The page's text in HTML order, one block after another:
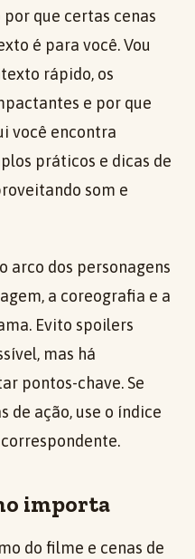
que certas cenas
é para você. Vou
rápido, os
e por que
você encontra
práticos e dicas de
som e
arco dos personagens
a coreografia e a
Evito spoilers
mas há
pontos-chave. Se
de ação, use o índice
importa
do filme e cenas de